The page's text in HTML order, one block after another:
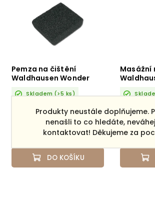
Produkty neustále doplňujeme.
nenašli to co hledáte,
kontaktovat! Děkujeme za
Pemza na čištění
Waldhausen Wonder
Skladem (>5 ks)
100 Kč
DO KOŠÍKU
Masážní
350 Kč